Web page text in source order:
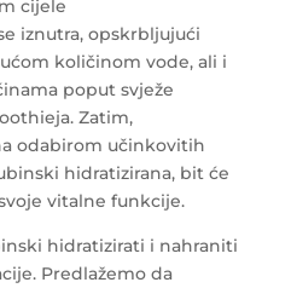
cijele
iznutra, opskrbljujući
količinom vode, ali i
poput svježe
Zatim,
odabirom učinkovitih
hidratizirana, bit će
vitalne funkcije.
hidratizirati i nahraniti
Predlažemo da